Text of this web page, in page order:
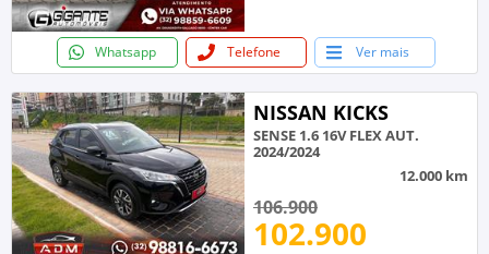
Whatsapp Telefone Ver mais
NISSAN KICKS
SENSE 1.6 16V FLEX AUT.
2024/2024
12.000 km
106.900
102.900